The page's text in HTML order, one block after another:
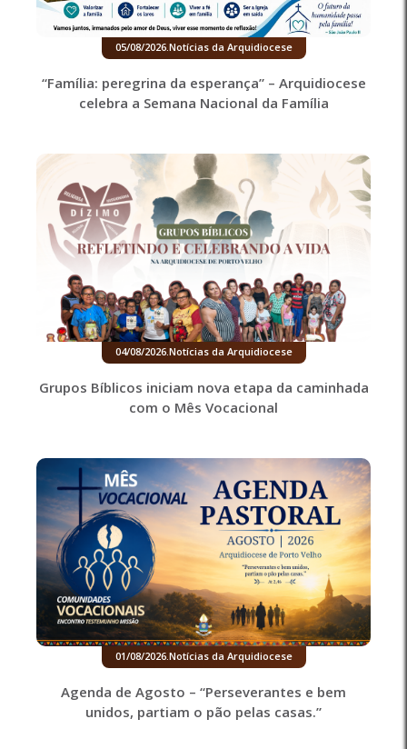
05/08/2026.Notícias da Arquidiocese
“Família: peregrina da esperança” – Arquidiocese
celebra a Semana Nacional da Família
04/08/2026.Notícias da Arquidiocese
Grupos Bíblicos iniciam nova etapa da caminhada
com o Mês Vocacional
01/08/2026.Notícias da Arquidiocese
Agenda de Agosto – “Perseverantes e bem
unidos, partiam o pão pelas casas.”